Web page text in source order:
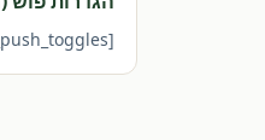
[clockid_push_toggles]